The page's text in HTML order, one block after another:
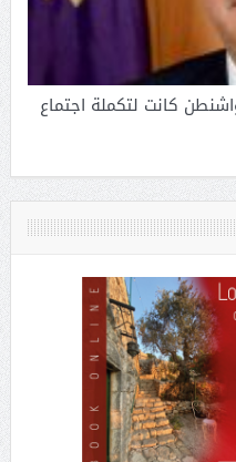
كانت لتكملة اجتماع